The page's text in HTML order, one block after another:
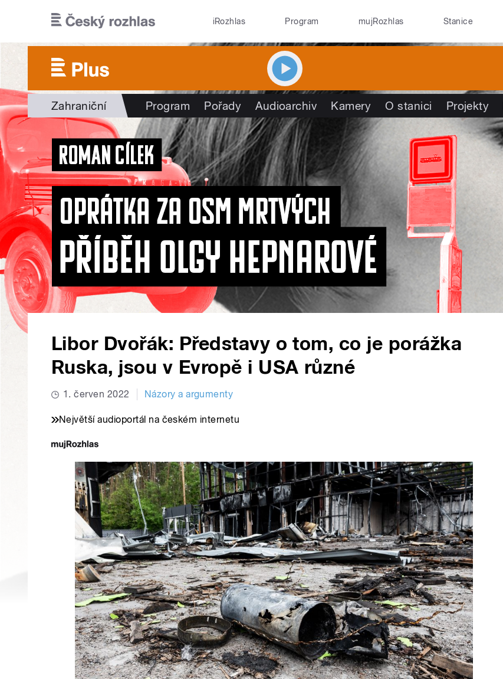
iRozhlas Program mujRozhlas Stanice
Zahraniční Program Pořady Audioarchiv Kamery O stanici Projekty
Libor Dvořák: Představy o tom, co je porážka
Ruska, jsou v Evropě i USA různé
1. červen 2022 Názory a argumenty
Největší audioportál na českém internetu